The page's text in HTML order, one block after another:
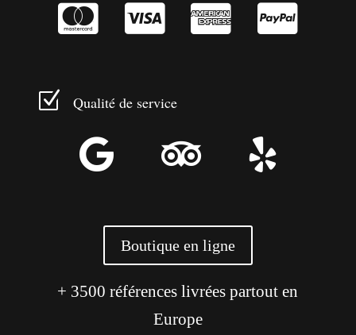
   
Z Qualité de service
  
Boutique en ligne
+ 3500 références livrées partout en
Europe